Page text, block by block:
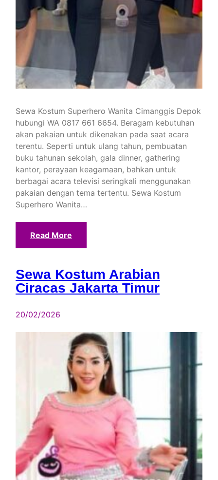
Sewa Kostum Superhero Wanita Cimanggis Depok
hubungi WA 0817 661 6654. Beragam kebutuhan
akan pakaian untuk dikenakan pada saat acara
terentu. Seperti untuk ulang tahun, pembuatan
buku tahunan sekolah, gala dinner, gathering
kantor, perayaan keagamaan, bahkan untuk
berbagai acara televisi seringkali menggunakan
pakaian dengan tema tertentu. Sewa Kostum
Superhero Wanita…
Read More
Sewa Kostum Arabian
Ciracas Jakarta Timur
20/02/2026